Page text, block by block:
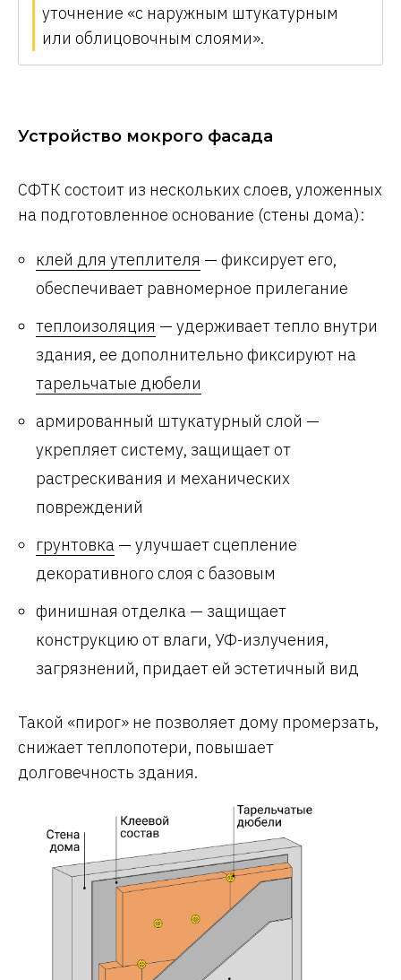
уточнение «с наружным штукатурным
или облицовочным слоями».
Устройство мокрого фасада
СФТК состоит из нескольких слоев, уложенных
на подготовленное основание (стены дома):
клей для утеплителя — фиксирует его,
обеспечивает равномерное прилегание
теплоизоляция — удерживает тепло внутри
здания, ее дополнительно фиксируют на
тарельчатые дюбели
армированный штукатурный слой —
укрепляет систему, защищает от
растрескивания и механических
повреждений
грунтовка — улучшает сцепление
декоративного слоя с базовым
финишная отделка — защищает
конструкцию от влаги, УФ-излучения,
загрязнений, придает ей эстетичный вид
Такой «пирог» не позволяет дому промерзать,
снижает теплопотери, повышает
долговечность здания.